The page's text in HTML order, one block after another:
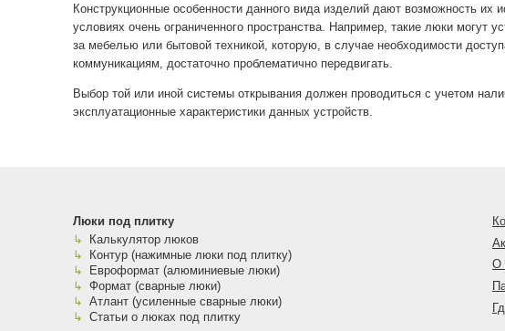
Конструкционные особенности данного вида изделий дают возможность их
условиях очень ограниченного пространства. Например, такие люки могут
за мебелью или бытовой техникой, которую, в случае необходимости
коммуникациям, достаточно проблематично передвигать.
Выбор той или иной системы открывания должен проводиться с учетом
эксплуатационные характеристики данных устройств.
Люки под плитку
Калькулятор люков
Контур (нажимные люки под плитку)
Евроформат (алюминиевые люки)
Формат (сварные люки)
Атлант (усиленные сварные люки)
Статьи о люках под плитку
О